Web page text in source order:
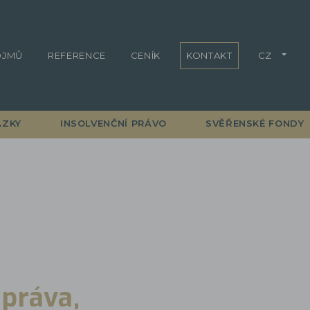
REFERENCE CENÍK KONTAKT CZ
INSOLVENČNÍ PRÁVO SVĚŘENSKÉ FONDY